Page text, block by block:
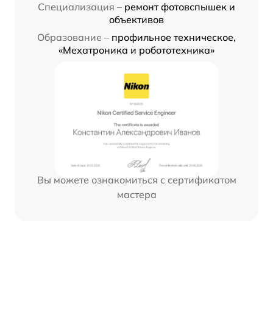
Специализация – ремонт фотовспышек и
объективов
Образование – профильное техническое,
«Мехатроника и робототехника»
Вы можете ознакомиться с сертификатом
мастера